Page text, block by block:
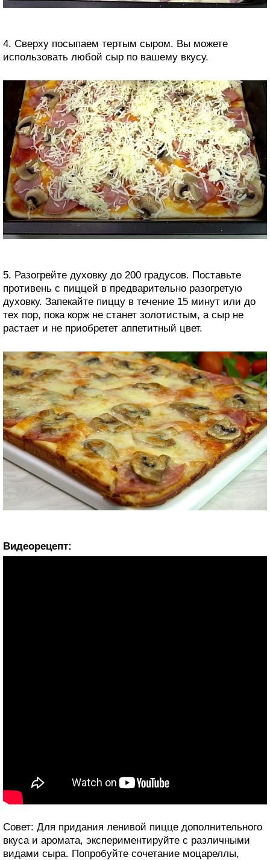
4. Сверху посыпаем тертым сыром. Вы можете
использовать любой сыр по вашему вкусу.
5. Разогрейте духовку до 200 градусов. Поставьте
противень с пиццей в предварительно разогретую
духовку. Запекайте пиццу в течение 15 минут или до
тех пор, пока корж не станет золотистым, а сыр не
растает и не приобретет аппетитный цвет.
Видеорецепт:
Совет: Для придания ленивой пицце дополнительного
вкуса и аромата, экспериментируйте с различными
видами сыра. Попробуйте сочетание моцареллы,